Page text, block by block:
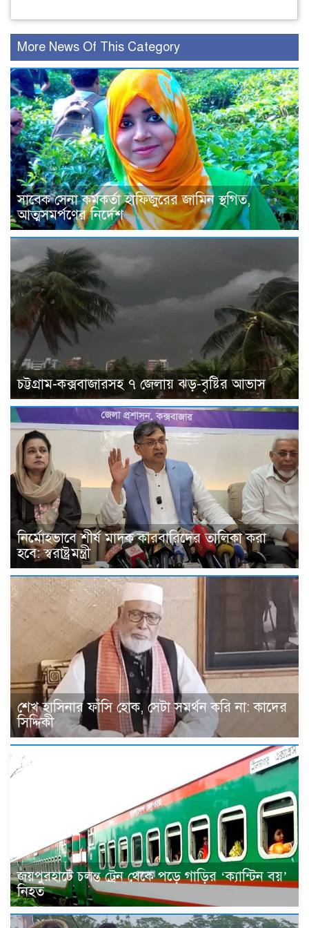
More News Of This Category
সাবেক সেনা কর্মকর্তা হাফিজুরের জামিন স্থগিত,
আত্মসমর্পণের নির্দেশ
চট্টগ্রাম-কক্সবাজারসহ ৭ জেলায় ঝড়-বৃষ্টির আভাস
নির্মোহভাবে শীর্ষ মাদক কারবারিদের তালিকা করা
হবে: স্বরাষ্ট্রমন্ত্রী
শেখ হাসিনার ফাঁসি হোক, সেটা সমর্থন করি না: কাদের
সিদ্দিকী
জয়পুরহাটে চলন্ত ট্রেন থেকে পড়ে গাড়ির ‘ক্যান্টিন বয়’
নিহত